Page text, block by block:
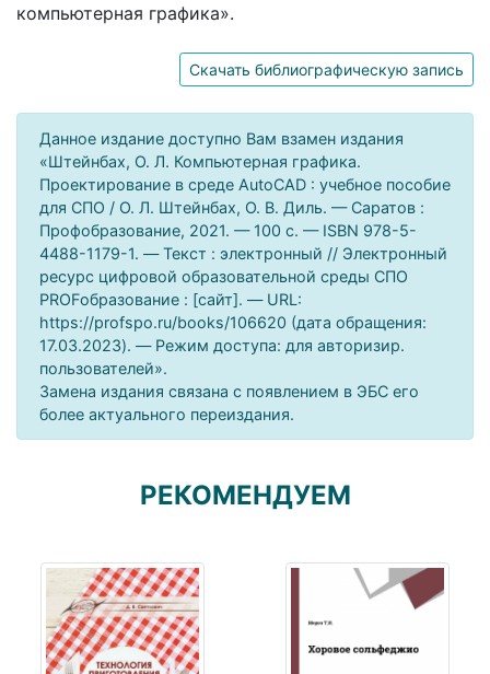
компьютерная графика».
Скачать библиографическую запись
Данное издание доступно Вам взамен издания
«Штейнбах, О. Л. Компьютерная графика.
Проектирование в среде AutoCAD : учебное пособие
для СПО / О. Л. Штейнбах, О. В. Диль. — Саратов :
Профобразование, 2021. — 100 c. — ISBN 978-5-
4488-1179-1. — Текст : электронный // Электронный
ресурс цифровой образовательной среды СПО
PROFобразование : [сайт]. — URL:
https://profspo.ru/books/106620 (дата обращения:
17.03.2023). — Режим доступа: для авторизир.
пользователей».
Замена издания связана с появлением в ЭБС его
более актуального переиздания.
РЕКОМЕНДУЕМ